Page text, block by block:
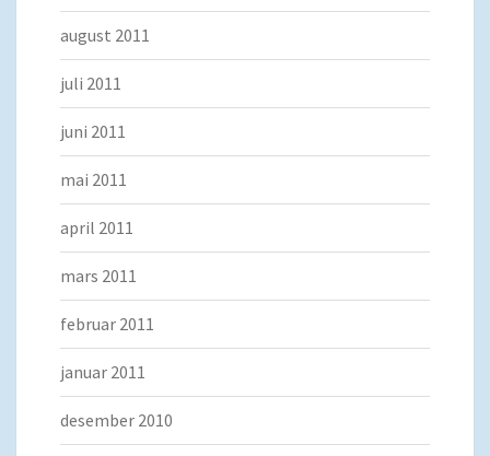
august 2011
juli 2011
juni 2011
mai 2011
april 2011
mars 2011
februar 2011
januar 2011
desember 2010